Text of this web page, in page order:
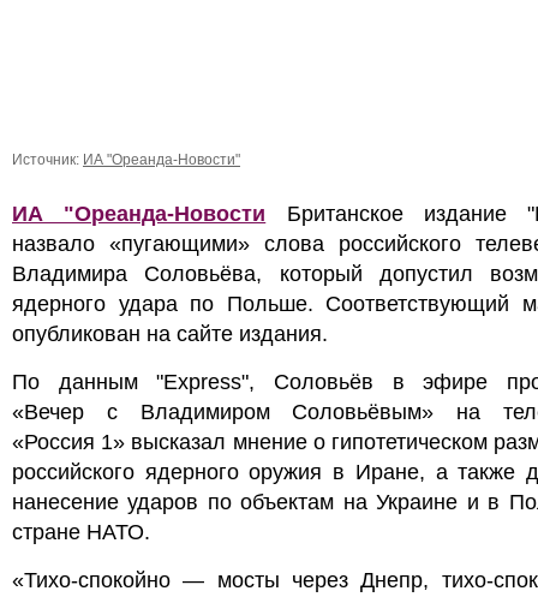
Источник: ИА "Ореанда-Новости"
ИА "Ореанда-Новости
Британское издание
назвало «пугающими» слова российского
Владимира Соловьёва, который допустил
ядерного удара по Польше. Соответствующий
опубликован на сайте издания.
По данным "Express", Соловьёв в эфире
«Вечер с Владимиром Соловьёвым» на
«Россия 1» высказал мнение о гипотетическом
российского ядерного оружия в Иране, а также
нанесение ударов по объектам на Украине и в
стране НАТО.
«Тихо-спокойно — мосты через Днепр, тихо-